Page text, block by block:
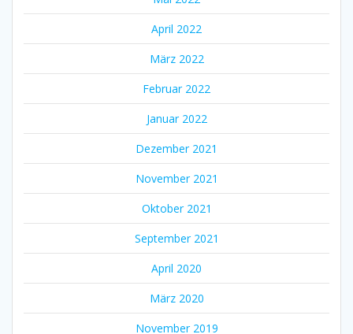
April 2022
März 2022
Februar 2022
Januar 2022
Dezember 2021
November 2021
Oktober 2021
September 2021
April 2020
März 2020
November 2019